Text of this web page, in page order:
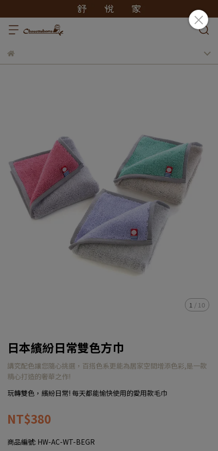
1 / 10
日本繽紛日常雙色方巾
講究配色讓您隨心挑選，百搭色系更能為居家空間增添色彩,是一款
精心打造的奢華之作!
玩轉雙色，繽紛日常! 每天都能愉快使用的愛用款毛巾
NT$380
商品編號: HW-AC-WT-BEGR